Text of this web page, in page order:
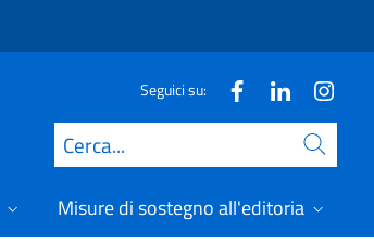
Seguici su:
Cerca
Misure di sostegno all'editoria